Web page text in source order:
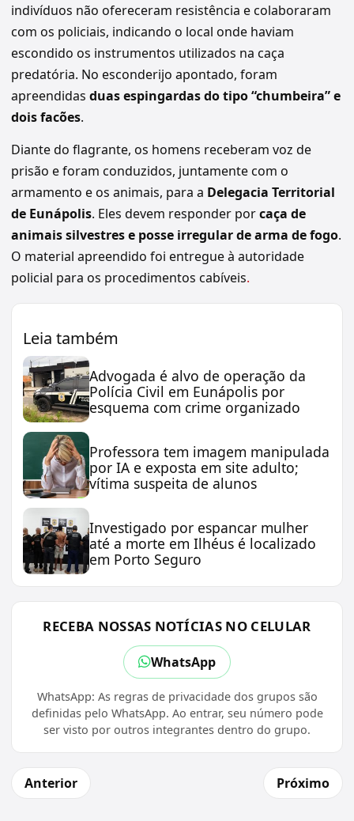
indivíduos não ofereceram resistência e colaboraram
com os policiais, indicando o local onde haviam
escondido os instrumentos utilizados na caça
predatória. No esconderijo apontado, foram
apreendidas duas espingardas do tipo “chumbeira” e
dois facões.
Diante do flagrante, os homens receberam voz de
prisão e foram conduzidos, juntamente com o
armamento e os animais, para a Delegacia Territorial
de Eunápolis. Eles devem responder porcaça de
animais silvestres e posse irregular de arma de fogo.
O material apreendido foi entregue à autoridade
policial para os procedimentos cabíveis.
Leia também
Advogada é alvo de operação da
Polícia Civil em Eunápolis por
esquema com crime organizado
Professora tem imagem manipulada
por IA e exposta em site adulto;
vítima suspeita de alunos
Investigado por espancar mulher
até a morte em Ilhéus é localizado
em Porto Seguro
RECEBA NOSSAS NOTÍCIAS NO CELULAR
WhatsApp
WhatsApp: As regras de privacidade dos grupos são
definidas pelo WhatsApp. Ao entrar, seu número pode
ser visto por outros integrantes dentro do grupo.
Anterior Próximo